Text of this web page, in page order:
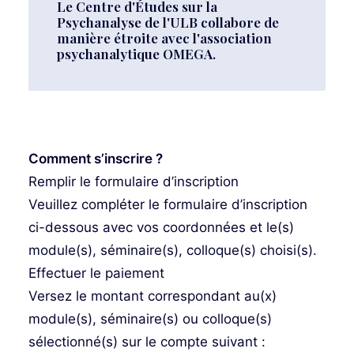
Le Centre d'Études sur la
Psychanalyse de l'ULB collabore de
manière étroite avec l'association
psychanalytique OMEGA.
Comment s’inscrire ?
Remplir le formulaire d’inscription
Veuillez compléter le formulaire d’inscription
ci-dessous avec vos coordonnées et le(s)
module(s), séminaire(s), colloque(s) choisi(s).
Effectuer le paiement
Versez le montant correspondant au(x)
module(s), séminaire(s) ou colloque(s)
sélectionné(s) sur le compte suivant :